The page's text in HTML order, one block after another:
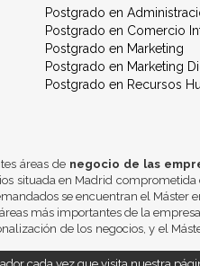
Postgrado en
Postgrado en Comercio
Postgrado en Marketing
Postgrado en Marketing
Postgrado en Recursos
áreas de negocio de las
situada en Madrid
se encuentran el Máster
más importantes de la
de los negocios, y el